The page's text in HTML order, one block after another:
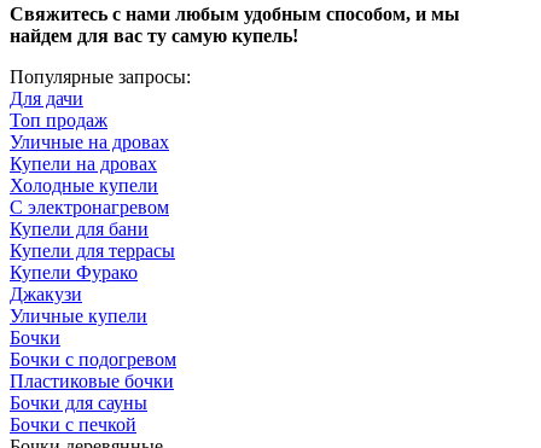
Свяжитесь с нами любым удобным способом, и мы
найдем для вас ту самую купель!
Популярные запросы:
Для дачи
Топ продаж
Уличные на дровах
Купели на дровах
Холодные купели
С электронагревом
Купели для бани
Купели для террасы
Купели Фурако
Джакузи
Уличные купели
Бочки
Бочки с подогревом
Пластиковые бочки
Бочки для сауны
Бочки с печкой